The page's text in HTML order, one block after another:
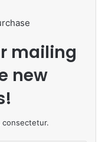
mailing
new
consectetur.